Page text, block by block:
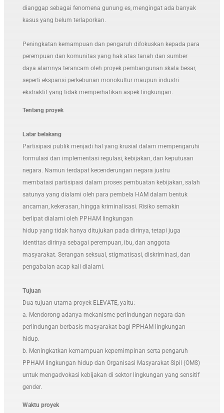
dianggap sebagai fenomena gunung es, mengingat ada banyak
kasus yang belum terlaporkan.
Peningkatan kemampuan dan pengaruh difokuskan kepada para
perempuan dan komunitas yang hak atas tanah dan sumber
daya alamnya terancam oleh proyek pembangunan skala besar,
seperti ekspansi perkebunan monokultur maupun industri
ekstraktif yang tidak memperhatikan aspek lingkungan.
Tentang proyek
Latar belakang
Partisipasi publik menjadi hal yang krusial dalam mempengaruhi
formulasi dan implementasi regulasi, kebijakan, dan keputusan
negara. Namun terdapat kecenderungan negara justru
membatasi partisipasi dalam proses pembuatan kebijakan, salah
satunya yang dialami oleh para pembela HAM dalam bentuk
ancaman, kekerasan, hingga kriminalisasi. Risiko semakin
berlipat dialami oleh PPHAM lingkungan
hidup yang tidak hanya ditujukan pada dirinya, tetapi juga
identitas dirinya sebagai perempuan, ibu, dan anggota
masyarakat. Serangan seksual, stigmatisasi, diskriminasi, dan
pengabaian acap kali dialami.
Tujuan
Dua tujuan utama proyek ELEVATE, yaitu:
a. Mendorong adanya mekanisme perlindungan negara dan
perlindungan berbasis masyarakat bagi PPHAM lingkungan
hidup.
b. Meningkatkan kemampuan kepemimpinan serta pengaruh
PPHAM lingkungan hidup dan Organisasi Masyarakat Sipil (OMS)
untuk mengadvokasi kebijakan di sektor lingkungan yang sensitif
gender.
Waktu proyek